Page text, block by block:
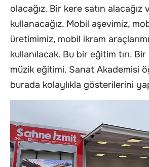
olacağız. Bir kere satın alacağız
kullanacağız. Mobil aşevimiz,
üretimimiz, mobil ikram
kullanılacak. Bu bir eğitim tırı.
müzik eğitimi. Sanat Akademisi
burada kolaylıkla gösterilerini